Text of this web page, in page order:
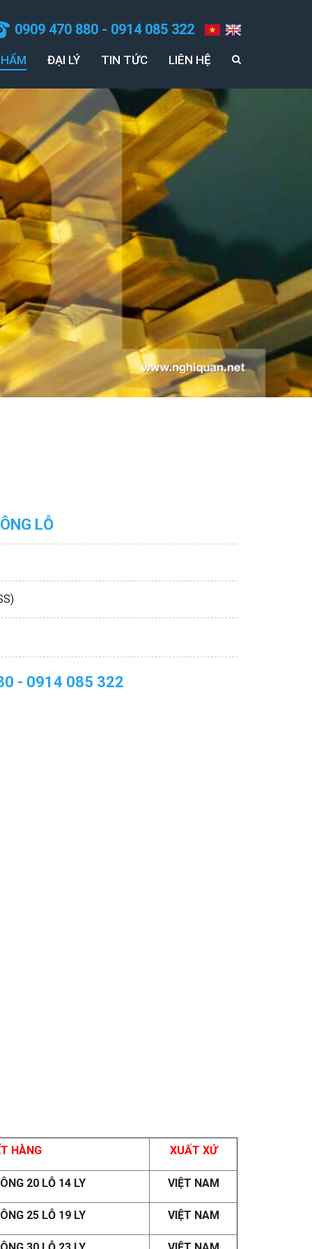
0909 470 880 - 0914 085 322
ĐẠI LÝ TIN TỨC LIÊN HỆ
LỖ
- 0914 085 322
HÀNG XUẤT XỨ
20 LỖ 14 LY VIỆT NAM
25 LỖ 19 LY VIỆT NAM